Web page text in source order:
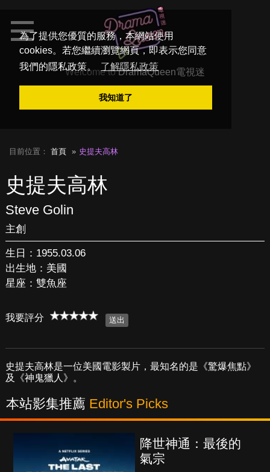
為了提供您優質的服務，本網站使用
cookies。若您繼續瀏覽網頁，即表示您同意
我們的隱私政策。
了解隱私政策
我知道了
Welcome toDramaQueen電視迷
目前位置： 首頁 史提夫高林
史提夫高林
Steve Golin
主創
生日：1955.03.06
出生地：美國
星座：雙魚座
我要評分
史提夫高林是一位美國電影製片，最知名的是《驚爆焦點》
及《神鬼獵人》。
本站影集推薦 Editor's Picks
降世神通：最後的
氣宗